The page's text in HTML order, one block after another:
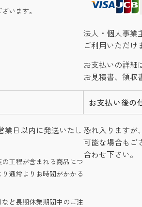
います。
法人・個人事業
ご利用いただけ
お支払いの詳細
お見積書、領収
業日以内に発送いたし
工程が含まれる商品につ
通常よりお時間がかかる
ど長期休業期間中のご注
お支払い後の
恐れ入りますが
可能な場合もご
合わせ下さい。